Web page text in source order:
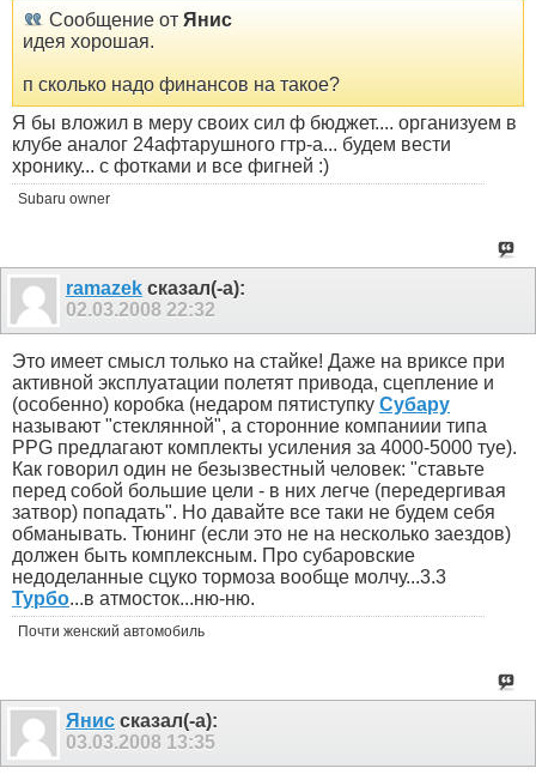
Сообщение от Янис
идея хорошая.
п сколько надо финансов на такое?
Я бы вложил в меру своих сил ф бюджет.... организуем в
клубе аналог 24афтарушного гтр-а... будем вести
хронику... с фотками и все фигней :)
Subaru owner
ramazek сказал(-а):
02.03.2008 22:32
Это имеет смысл только на стайке! Даже на вриксе при
активной эксплуатации полетят привода, сцепление и
(особенно) коробка (недаром пятиступку Субару
называют "стеклянной", а сторонние компаниии типа
PPG предлагают комплекты усиления за 4000-5000 туе).
Как говорил один не безызвестный человек: "ставьте
перед собой большие цели - в них легче (передергивая
затвор) попадать". Но давайте все таки не будем себя
обманывать. Тюнинг (если это не на несколько заездов)
должен быть комплексным. Про субаровские
недоделанные сцуко тормоза вообще молчу...3.3
Турбо...в атмосток...ню-ню.
Почти женский автомобиль
Янис сказал(-а):
03.03.2008 13:35